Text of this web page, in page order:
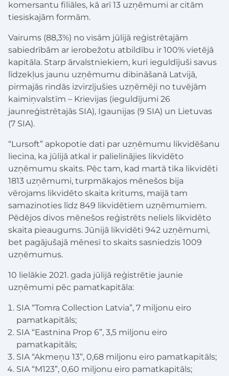
komersantu filiāles, kā arī 13 uzņēmumi ar citām
tiesiskajām formām.
Vairums (88,3%) no visām jūlijā reģistrētajām
sabiedrībām ar ierobežotu atbildību ir 100% vietējā
kapitāla. Starp ārvalstniekiem, kuri ieguldījuši savus
līdzekļus jaunu uzņēmumu dibināšanā Latvijā,
pirmajās rindās izvirzījušies uzņēmēji no tuvējām
kaimiņvalstīm – Krievijas (ieguldījumi 26
jaunreģistrētajās SIA), Igaunijas (9 SIA) un Lietuvas
(7 SIA).
“Lursoft” apkopotie dati par uzņēmumu likvidēšanu
liecina, ka jūlijā atkal ir palielinājies likvidēto
uzņēmumu skaits. Pēc tam, kad martā tika likvidēti
1813 uzņēmumi, turpmākajos mēnešos bija
vērojams likvidēto skaita kritums, maijā tam
samazinoties līdz 849 likvidētiem uzņēmumiem.
Pēdējos divos mēnešos reģistrēts neliels likvidēto
skaita pieaugums. Jūnijā likvidēti 942 uzņēmumi,
bet pagājušajā mēnesī to skaits sasniedzis 1009
uzņēmumus.
10 lielākie 2021. gada jūlijā reģistrētie jaunie
uzņēmumi pēc pamatkapitāla:
SIA “Tomra Collection Latvia”, 7 miljonu eiro
pamatkapitāls;
SIA “Eastnina Prop 6”, 3,5 miljonu eiro
pamatkapitāls;
SIA “Akmeņu 13”, 0,68 miljonu eiro pamatkapitāls;
SIA “M123”, 0,60 miljonu eiro pamatkapitāls;